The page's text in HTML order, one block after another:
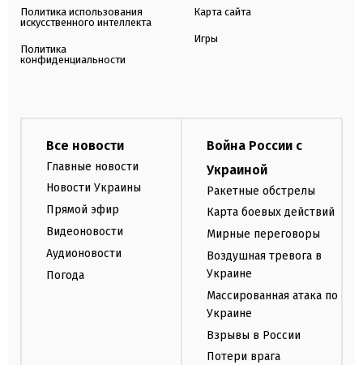
Политика использования
искусственного интеллекта
Политика
конфиденциальности
Карта сайта
Игры
Все новости
Главные новости
Новости Украины
Прямой эфир
Видеоновости
Аудионовости
Погода
Война России с
Украиной
Ракетные обстрелы
Карта боевых действий
Мирные переговоры
Воздушная тревога в
Украине
Массированная атака по
Украине
Взрывы в России
Потери врага